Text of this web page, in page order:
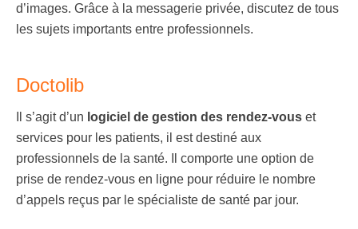
d’images. Grâce à la messagerie privée, discutez de tous
les sujets importants entre professionnels.
Doctolib
Il s’agit d’un logiciel de gestion des rendez-vous et
services pour les patients, il est destiné aux
professionnels de la santé. Il comporte une option de
prise de rendez-vous en ligne pour réduire le nombre
d’appels reçus par le spécialiste de santé par jour.